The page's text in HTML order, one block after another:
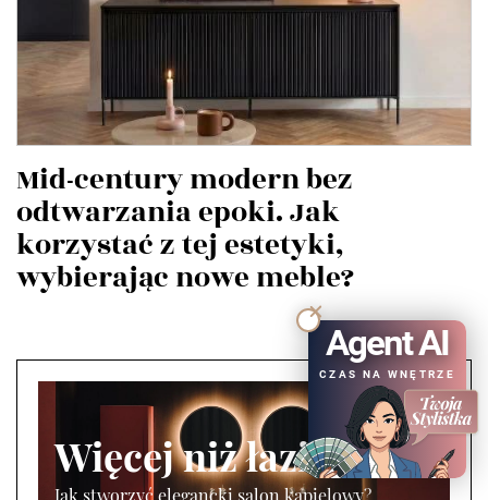
Mid-century modern bez
odtwarzania epoki. Jak
korzystać z tej estetyki,
wybierając nowe meble?
Więcej niż łazienka
Agent AI
CZAS NA WNĘTRZE